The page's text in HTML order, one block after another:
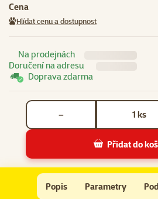
Cena
Hlídat cenu a dostupnost
Na prodejnách
Doručení na adresu
Doprava zdarma
ks
−
Přidat do
Zářivka Juwel LED Day 14W 59cm
Popis Parametry
Na začátek stránky